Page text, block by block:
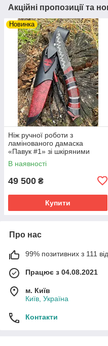
Акційні пропозиції та
Новинка
Ніж ручної роботи з
ламінованого дамаска
«Павук #1» зі шкіряними
ножнами К110/61 HRC.
В наявності
49 500 ₴
Купити
Про нас
99% позитивних з 111
Працює з 04.08.2021
м. Київ
Київ, Україна
Контакти